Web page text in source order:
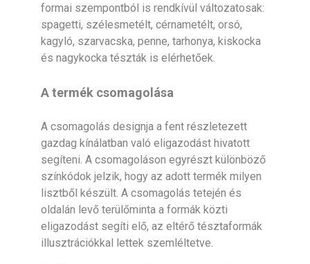
formai szempontból is rendkívül változatosak:
spagetti, szélesmetélt, cérnametélt, orsó,
kagyló, szarvacska, penne, tarhonya, kiskocka
és nagykocka tészták is elérhetőek.
A termék csomagolása
A csomagolás designja a fent részletezett
gazdag kínálatban való eligazodást hivatott
segíteni. A csomagoláson egyrészt különböző
színkódok jelzik, hogy az adott termék milyen
lisztből készült. A csomagolás tetején és
oldalán levő terülőminta a formák közti
eligazodást segíti elő, az eltérő tésztaformák
illusztrációkkal lettek szemléltetve.